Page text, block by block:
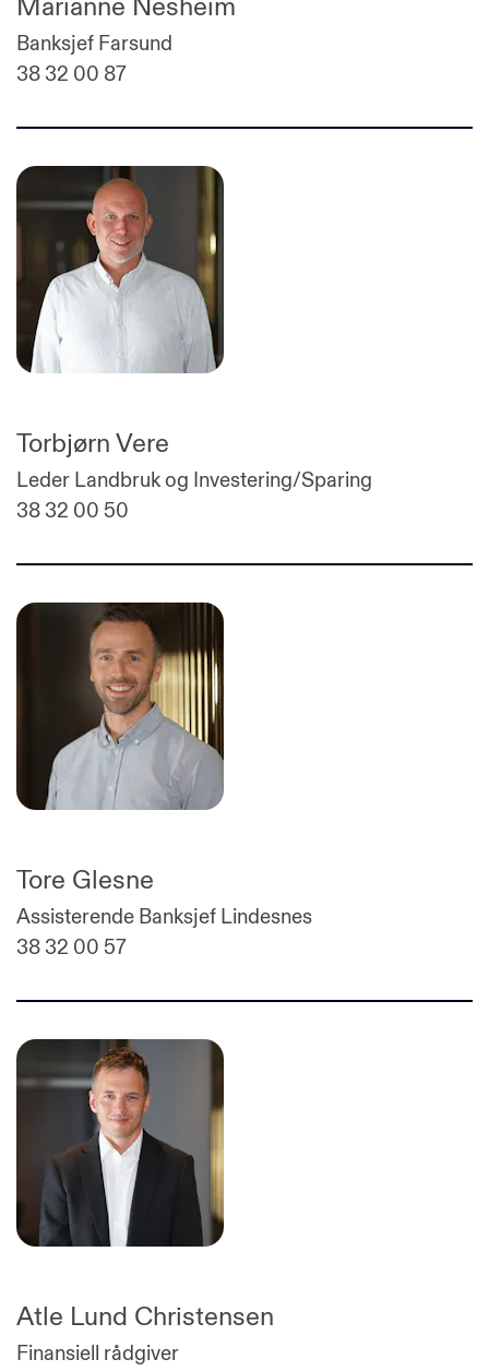
Marianne Nesheim
Banksjef Farsund
38 32 00 87
Torbjørn Vere
Leder Landbruk og Investering/Sparing
38 32 00 50
Tore Glesne
Assisterende Banksjef Lindesnes
38 32 00 57
Atle Lund Christensen
Finansiell rådgiver